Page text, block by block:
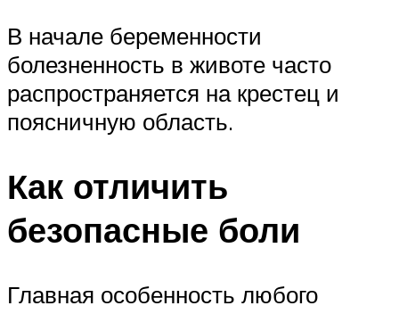
В начале беременности
болезненность в животе часто
распространяется на крестец и
поясничную область.
Как отличить
безопасные боли
Главная особенность любого